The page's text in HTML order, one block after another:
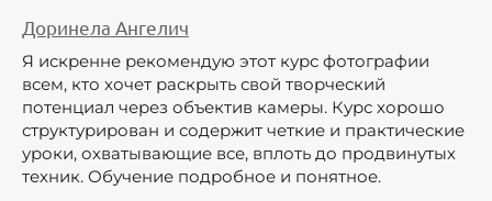
Доринела Ангелич
Я искренне рекомендую этот курс фотографии
всем, кто хочет раскрыть свой творческий
потенциал через объектив камеры. Курс хорошо
структурирован и содержит четкие и практические
уроки, охватывающие все, вплоть до продвинутых
техник. Обучение подробное и понятное.